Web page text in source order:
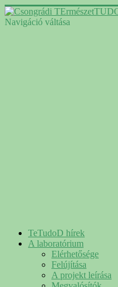
Navigáció váltása
TeTudoD hírek
A laboratórium
Elérhetősége
Felújítása
A projekt leírása